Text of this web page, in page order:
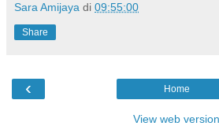
Sara Amijaya di 09:55:00
Share
‹ Home
View web version